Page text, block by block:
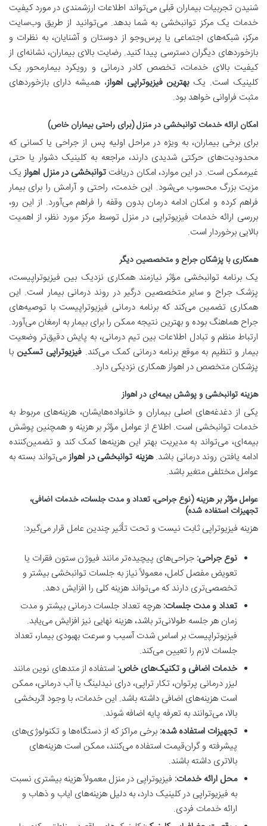
شنیدن تجربیات بیماران قبلی می‌تواند اطلاعات ارزشمندی در مورد کیفیت
خدمات یک مرکز توانبخشی به شما بدهد. می‌توانید از طریق وب‌سایت
مرکز، شبکه‌های اجتماعی یا پرس‌وجو از دوستان و آشنایان، به نظرات و
بازخوردهای دیگران دسترسی پیدا کنید. رضایت بالای بیماران، نشانه‌ای از
کیفیت بالای خدمات، تخصص کادر درمانی و رویکرد بیمارمحور یک
کلینیک است. یکبهترین فیزیوتراپی اهواز، همیشه دارای بازخوردهای
مثبت فراوانی خواهد بود.
امکان ارائه خدمات توانبخشی در منزل (برای راحتی بیماران خاص)
برای برخی بیماران، به ویژه در مراحل اولیه پس از جراحی یا کسانی که
محدودیت‌های حرکتی شدیدی دارند، مراجعه به کلینیک دشوار یا حتی
غیرممکن است. در این موارد، امکان دریافت توانبخشی در منزل اهوازیک
مزیت بزرگ محسوب می‌شود. این خدمت، راحتی و آرامش را برای بیمار
فراهم کرده و امکان ادامه درمان بدون وقفه را فراهم می‌آورد. از این رو،
بررسی ارائه خدمات فیزیوتراپی در منزل توسط مرکز مورد نظر، از اهمیت
بالایی برخوردار است.
همکاری با پزشکان جراح و متخصصین دیگر
یک برنامه توانبخشی مؤثر نیازمند همکاری نزدیک بین فیزیوتراپیست،
پزشک جراح و سایر متخصصین درگیر در روند درمانی بیمار است. این
همکاری تضمین می‌کند که برنامه درمانی فیزیوتراپیست با توصیه‌های
جراح هماهنگ بوده و بهترین نتیجه ممکن را برای بیمار به ارمغان می‌آورد.
ارتباط منظم و تبادل اطلاعات بین تیم درمانی، به پایش دقیق‌تر وضعیت
بیمار و تنظیم به موقع برنامه درمانی کمک می‌کند. فیزیوتراپی تسکین با
پزشکان متخصص در اهواز همکاری نزدیکی دارد.
هزینه توانبخشی و پوشش بیمه‌ای در اهواز
یکی از دغدغه‌های اصلی بیماران و خانواده‌هایشان، هزینه‌های مربوط به
خدمات توانبخشی است. اطلاع از عوامل مؤثر بر هزینه و همچنین پوشش
بیمه‌ای، می‌تواند به مدیریت بهتر این هزینه‌ها کمک کند و تضمین‌کننده
ادامه یافتن روند درمانی باشد.هزینه توانبخشی در اهوازمی‌تواند بسته به
عوامل مختلفی متغیر باشد.
عوامل مؤثر بر هزینه (نوع جراحی، تعداد و مدت جلسات، خدمات اضافی،
تجهیزات استفاده شده)
هزینه فیزیوتراپی ثابت نیست و تحت تأثیر چندین عامل قرار می‌گیرد:
نوع جراحی: جراحی‌های پیچیده‌تر مانند فیوژن ستون فقرات یا
تعویض مفصل کامل، معمولاً نیاز به جلسات توانبخشی بیشتر و
تخصصی‌تری دارند که می‌تواند هزینه کلی را افزایش دهد.
تعداد و مدت جلسات: هرچه تعداد جلسات درمانی بیشتر و مدت
زمان هر جلسه طولانی‌تر باشد، هزینه نهایی نیز افزایش می‌یابد.
فیزیوتراپیست بر اساس شدت آسیب و سرعت بهبودی بیمار، تعداد
جلسات لازم را تعیین می‌کند.
خدمات اضافی و تکنیک‌های خاص: استفاده از متدهای نوین مانند
لیزر درمانی پرتوان، تکار تراپی، درای نیدلینگ یا آب درمانی، ممکن
است هزینه‌های اضافی داشته باشد. این خدمات، با وجود اثربخشی
بالا، می‌توانند به تعرفه پایه اضافه شوند.
تجهیزات استفاده شده: برخی مراکز که از دستگاه‌ها و تکنولوژی‌های
پیشرفته و گران‌قیمت استفاده می‌کنند، ممکن است هزینه‌های
بالاتری داشته باشند.
محل ارائه خدمات: فیزیوتراپی در منزل معمولاً هزینه بیشتری نسبت
به فیزیوتراپی در کلینیک دارد، به دلیل هزینه‌های ایاب و ذهاب و
ارائه خدمات فردی.